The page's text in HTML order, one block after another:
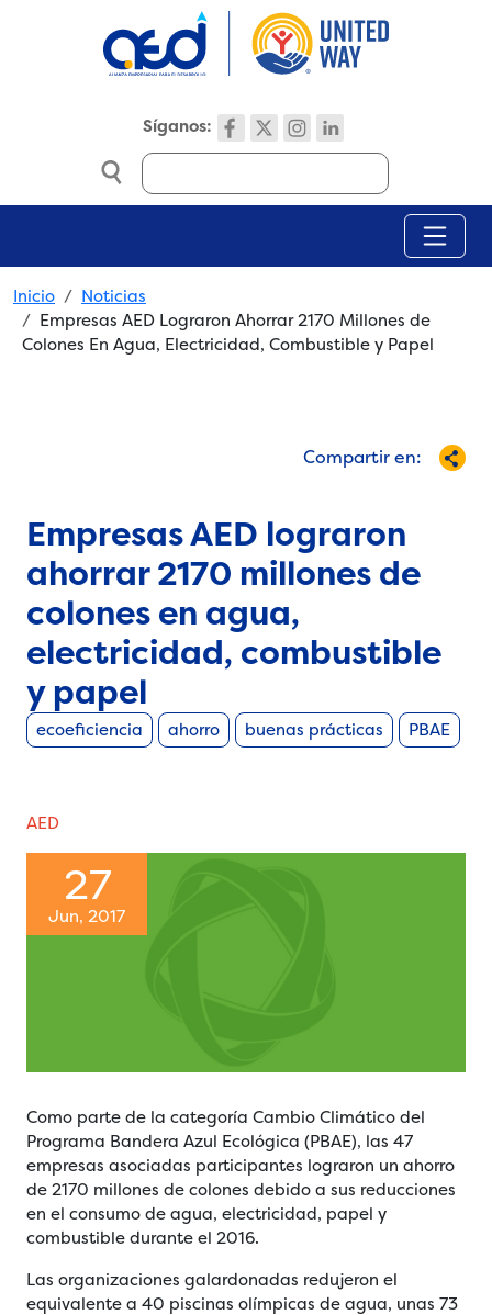
Síganos:
Search
Breadcrumb
Inicio
Noticias
Empresas AED Lograron Ahorrar 2170 Millones de
Colones En Agua, Electricidad, Combustible y Papel
Compartir en:
Empresas AED lograron
ahorrar 2170 millones de
colones en agua,
electricidad, combustible
y papel
ecoeficiencia ahorro buenas prácticas PBAE
AED
27
Jun, 2017
Como parte de la categoría Cambio Climático del
Programa Bandera Azul Ecológica (PBAE), las 47
empresas asociadas participantes lograron un ahorro
de 2170 millones de colones debido a sus reducciones
en el consumo de agua, electricidad, papel y
combustible durante el 2016.
Las organizaciones galardonadas redujeron el
equivalente a 40 piscinas olímpicas de agua, unas 73